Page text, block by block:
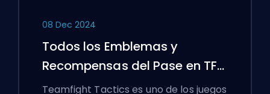
08 Dec 2024
Todos los Emblemas y
Recompensas del Pase en TFT
Set 13
Teamfight Tactics es uno de los juegos